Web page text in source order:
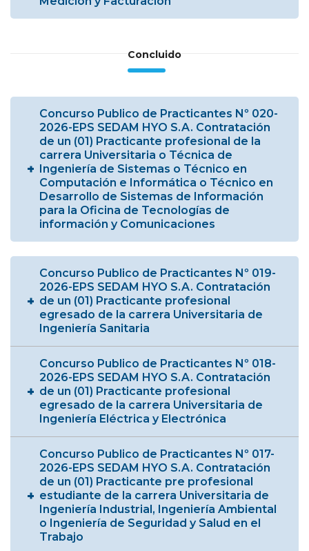
Concluido
Concurso Publico de Practicantes Nº 020-
2026-EPS SEDAM HYO S.A. Contratación
de un (01) Practicante profesional de la
carrera Universitaria o Técnica de
Ingeniería de Sistemas o Técnico en
Computación e Informática o Técnico en
Desarrollo de Sistemas de Información
para la Oficina de Tecnologías de
información y Comunicaciones
Concurso Publico de Practicantes Nº 019-
2026-EPS SEDAM HYO S.A. Contratación
de un (01) Practicante profesional
egresado de la carrera Universitaria de
Ingeniería Sanitaria
Concurso Publico de Practicantes Nº 018-
2026-EPS SEDAM HYO S.A. Contratación
de un (01) Practicante profesional
egresado de la carrera Universitaria de
Ingeniería Eléctrica y Electrónica
Concurso Publico de Practicantes Nº 017-
2026-EPS SEDAM HYO S.A. Contratación
de un (01) Practicante pre profesional
estudiante de la carrera Universitaria de
Ingeniería Industrial, Ingeniería Ambiental
o Ingeniería de Seguridad y Salud en el
Trabajo